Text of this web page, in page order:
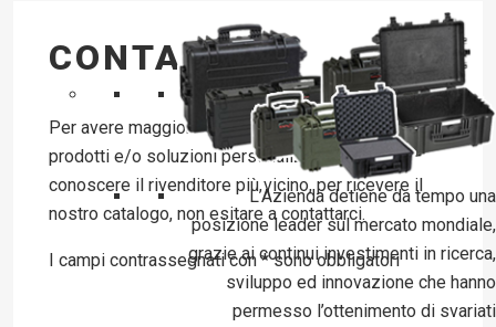
L’Azienda detiene da tempo una
posizione leader sul mercato mondiale,
grazie ai continui investimenti in ricerca,
sviluppo ed innovazione che hanno
permesso l’ottenimento di svariati
CONTATTACI
Per avere maggiori informazioni in merito ai nostri
prodotti e/o soluzioni personalizzate, per
conoscere il rivenditore più vicino, per ricevere il
nostro catalogo, non esitare a contattarci.
I campi contrassegnati con * sono obbligatori